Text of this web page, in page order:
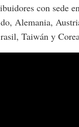
con sede
Alemania,
Taiwán y